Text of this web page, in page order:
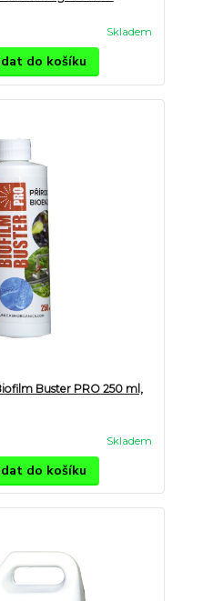
Skladem
do košíku
Buster PRO 250 ml,
Skladem
do košíku